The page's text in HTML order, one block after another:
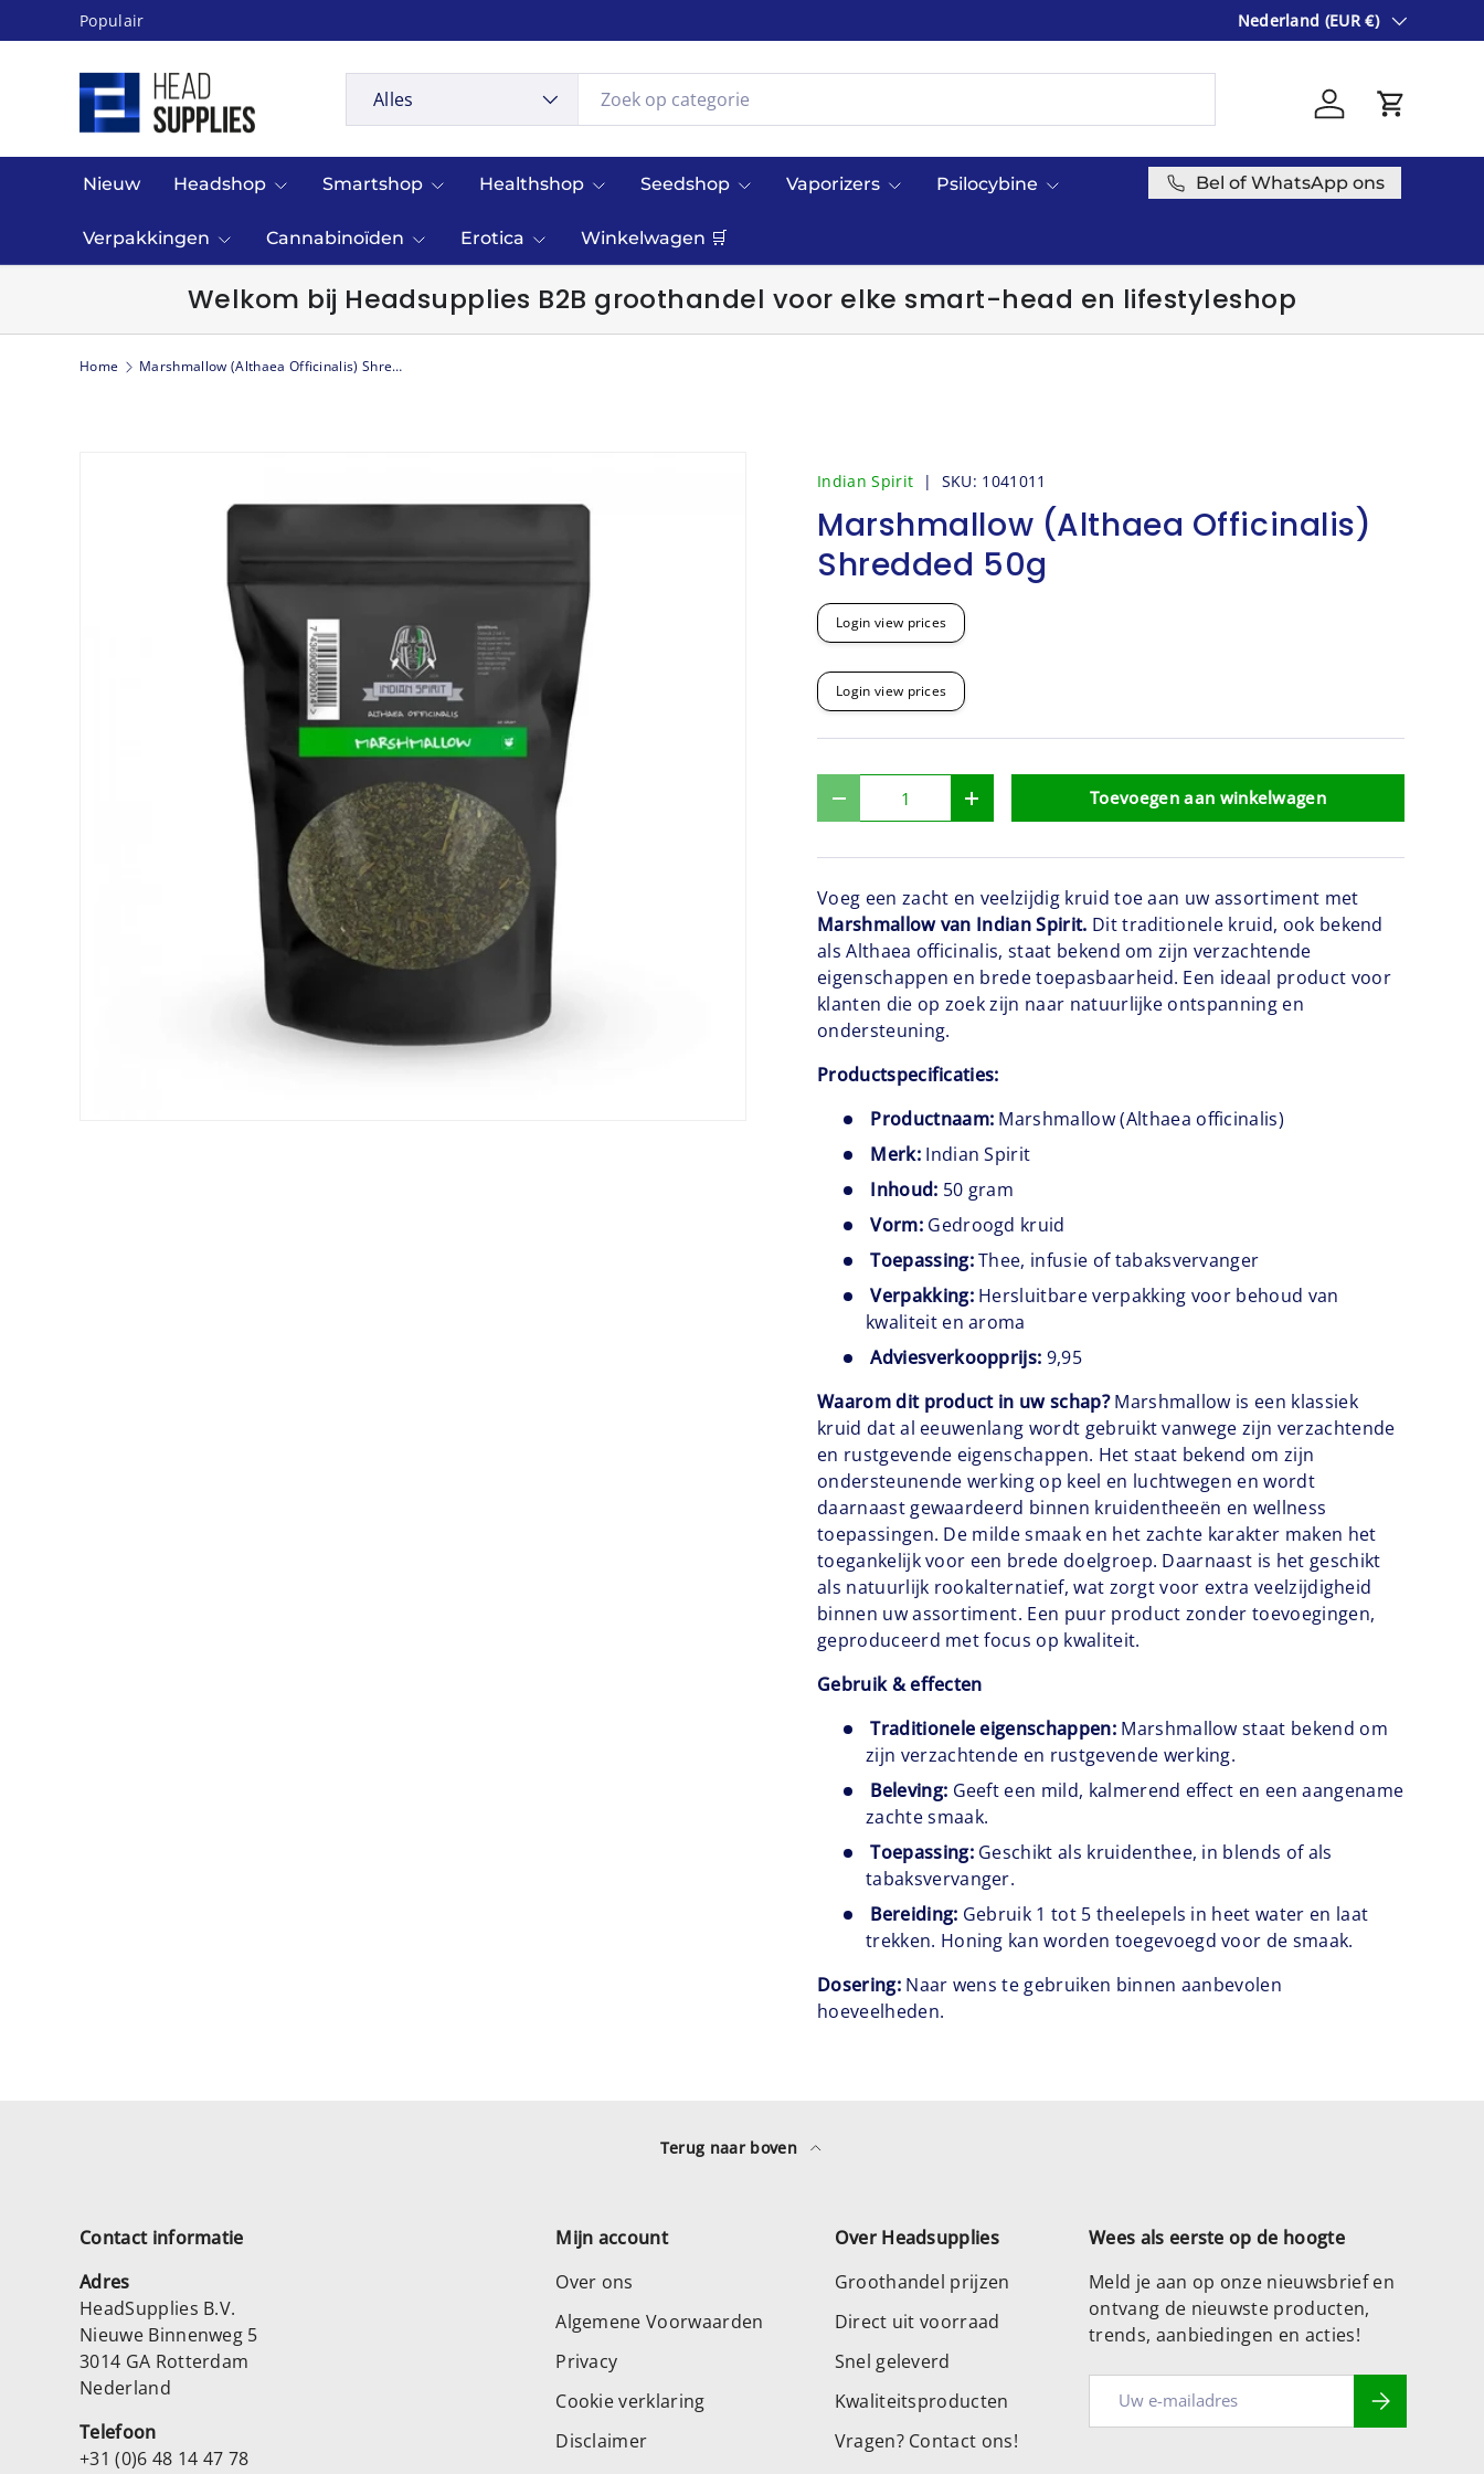
Ga naar inhoud
Populair ONLINE GROOTHANDEL VOOR
Land/Regio
Nederland (EUR €)
Alles
Inloggen
Nieuw Headshop Smartshop Healthshop Seedshop Vaporizers Psilocybine
Verpakkingen Cannabinoïden Erotica Winkelwagen 🛒
Bel of WhatsApp ons
Welkom bij Headsupplies B2B groothandel voor elke smart-head en lifestyleshop
Home Marshmallow (Althaea Officinalis) Shredded 50g
Indian Spirit | SKU: 1041011
Marshmallow (Althaea Officinalis)
Shredded 50g
Login view prices
Login view prices
- + Toevoegen aan winkelwagen
Voeg een zacht en veelzijdig kruid toe aan uw assortiment met
Marshmallow van Indian Spirit. Dit traditionele kruid, ook bekend
als Althaea officinalis, staat bekend om zijn verzachtende
eigenschappen en brede toepasbaarheid. Een ideaal product voor
klanten die op zoek zijn naar natuurlijke ontspanning en
ondersteuning.
Productspecificaties:
Productnaam: Marshmallow (Althaea officinalis)
Merk: Indian Spirit
Inhoud: 50 gram
Vorm: Gedroogd kruid
Toepassing:Thee, infusie of tabaksvervanger
Verpakking: Hersluitbare verpakking voor behoud van
kwaliteit en aroma
Adviesverkoopprijs: 9,95
Waarom dit product in uw schap?Marshmallow is een klassiek
kruid dat al eeuwenlang wordt gebruikt vanwege zijn verzachtende
en rustgevende eigenschappen. Het staat bekend om zijn
ondersteunende werking op keel en luchtwegen en wordt
daarnaast gewaardeerd binnen kruidentheeën en wellness
toepassingen. De milde smaak en het zachte karakter maken het
toegankelijk voor een brede doelgroep. Daarnaast is het geschikt
als natuurlijk rookalternatief, wat zorgt voor extra veelzijdigheid
binnen uw assortiment. Een puur product zonder toevoegingen,
geproduceerd met focus op kwaliteit.
Gebruik & effecten
Traditionele eigenschappen: Marshmallow staat bekend om
zijn verzachtende en rustgevende werking.
Beleving: Geeft een mild, kalmerend effect en een aangename
zachte smaak.
Toepassing:Geschikt als kruidenthee, in blends of als
tabaksvervanger.
Bereiding: Gebruik 1 tot 5 theelepels in heet water en laat
trekken. Honing kan worden toegevoegd voor de smaak.
Dosering: Naar wens te gebruiken binnen aanbevolen
hoeveelheden.
Terug naar boven
Contact informatie
Adres
HeadSupplies B.V.
Nieuwe Binnenweg 5
3014 GA Rotterdam
Nederland
Telefoon
+31 (0)6 48 14 47 78
Mijn account
Over ons
Algemene Voorwaarden
Privacy
Cookie verklaring
Disclaimer
Over Headsupplies
Groothandel prijzen
Direct uit voorraad
Snel geleverd
Kwaliteitsproducten
Vragen? Contact ons!
Wees als eerste op de hoogte
Meld je aan op onze nieuwsbrief en
ontvang de nieuwste producten,
trends, aanbiedingen en acties!
Abonneer